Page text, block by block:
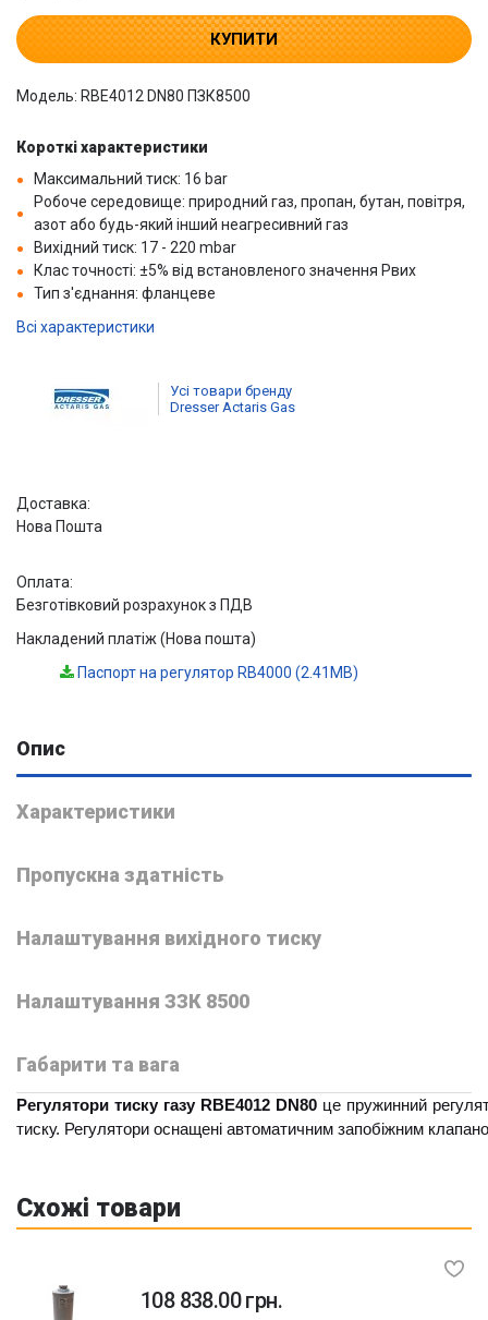
КУПИТИ
Модель: RBE4012 DN80 ПЗК8500
Короткі характеристики
Максимальний тиск: 16 bar
Робоче середовище: природний газ, пропан, бутан, повітря,
азот або будь-який інший неагресивний газ
Вихідний тиск: 17 - 220 mbar
Клас точності: ±5% від встановленого значення Рвих
Тип з'єднання: фланцеве
Всі характеристики
Усі товари бренду
Dresser Actaris Gas
Доставка:
Нова Пошта
Оплата:
Безготівковий розрахунок з ПДВ
Накладений платіж (Нова пошта)
Паспорт на регулятор RB4000 (2.41MB)
Опис
Характеристики
Пропускна здатність
Налаштування вихідного тиску
Налаштування ЗЗК 8500
Габарити та вага
Регулятори тиску газу RBE4012 DN80 це пружинний
тиску. Регулятори оснащені автоматичним запобіжним
Схожі товари
108 838.00 грн.